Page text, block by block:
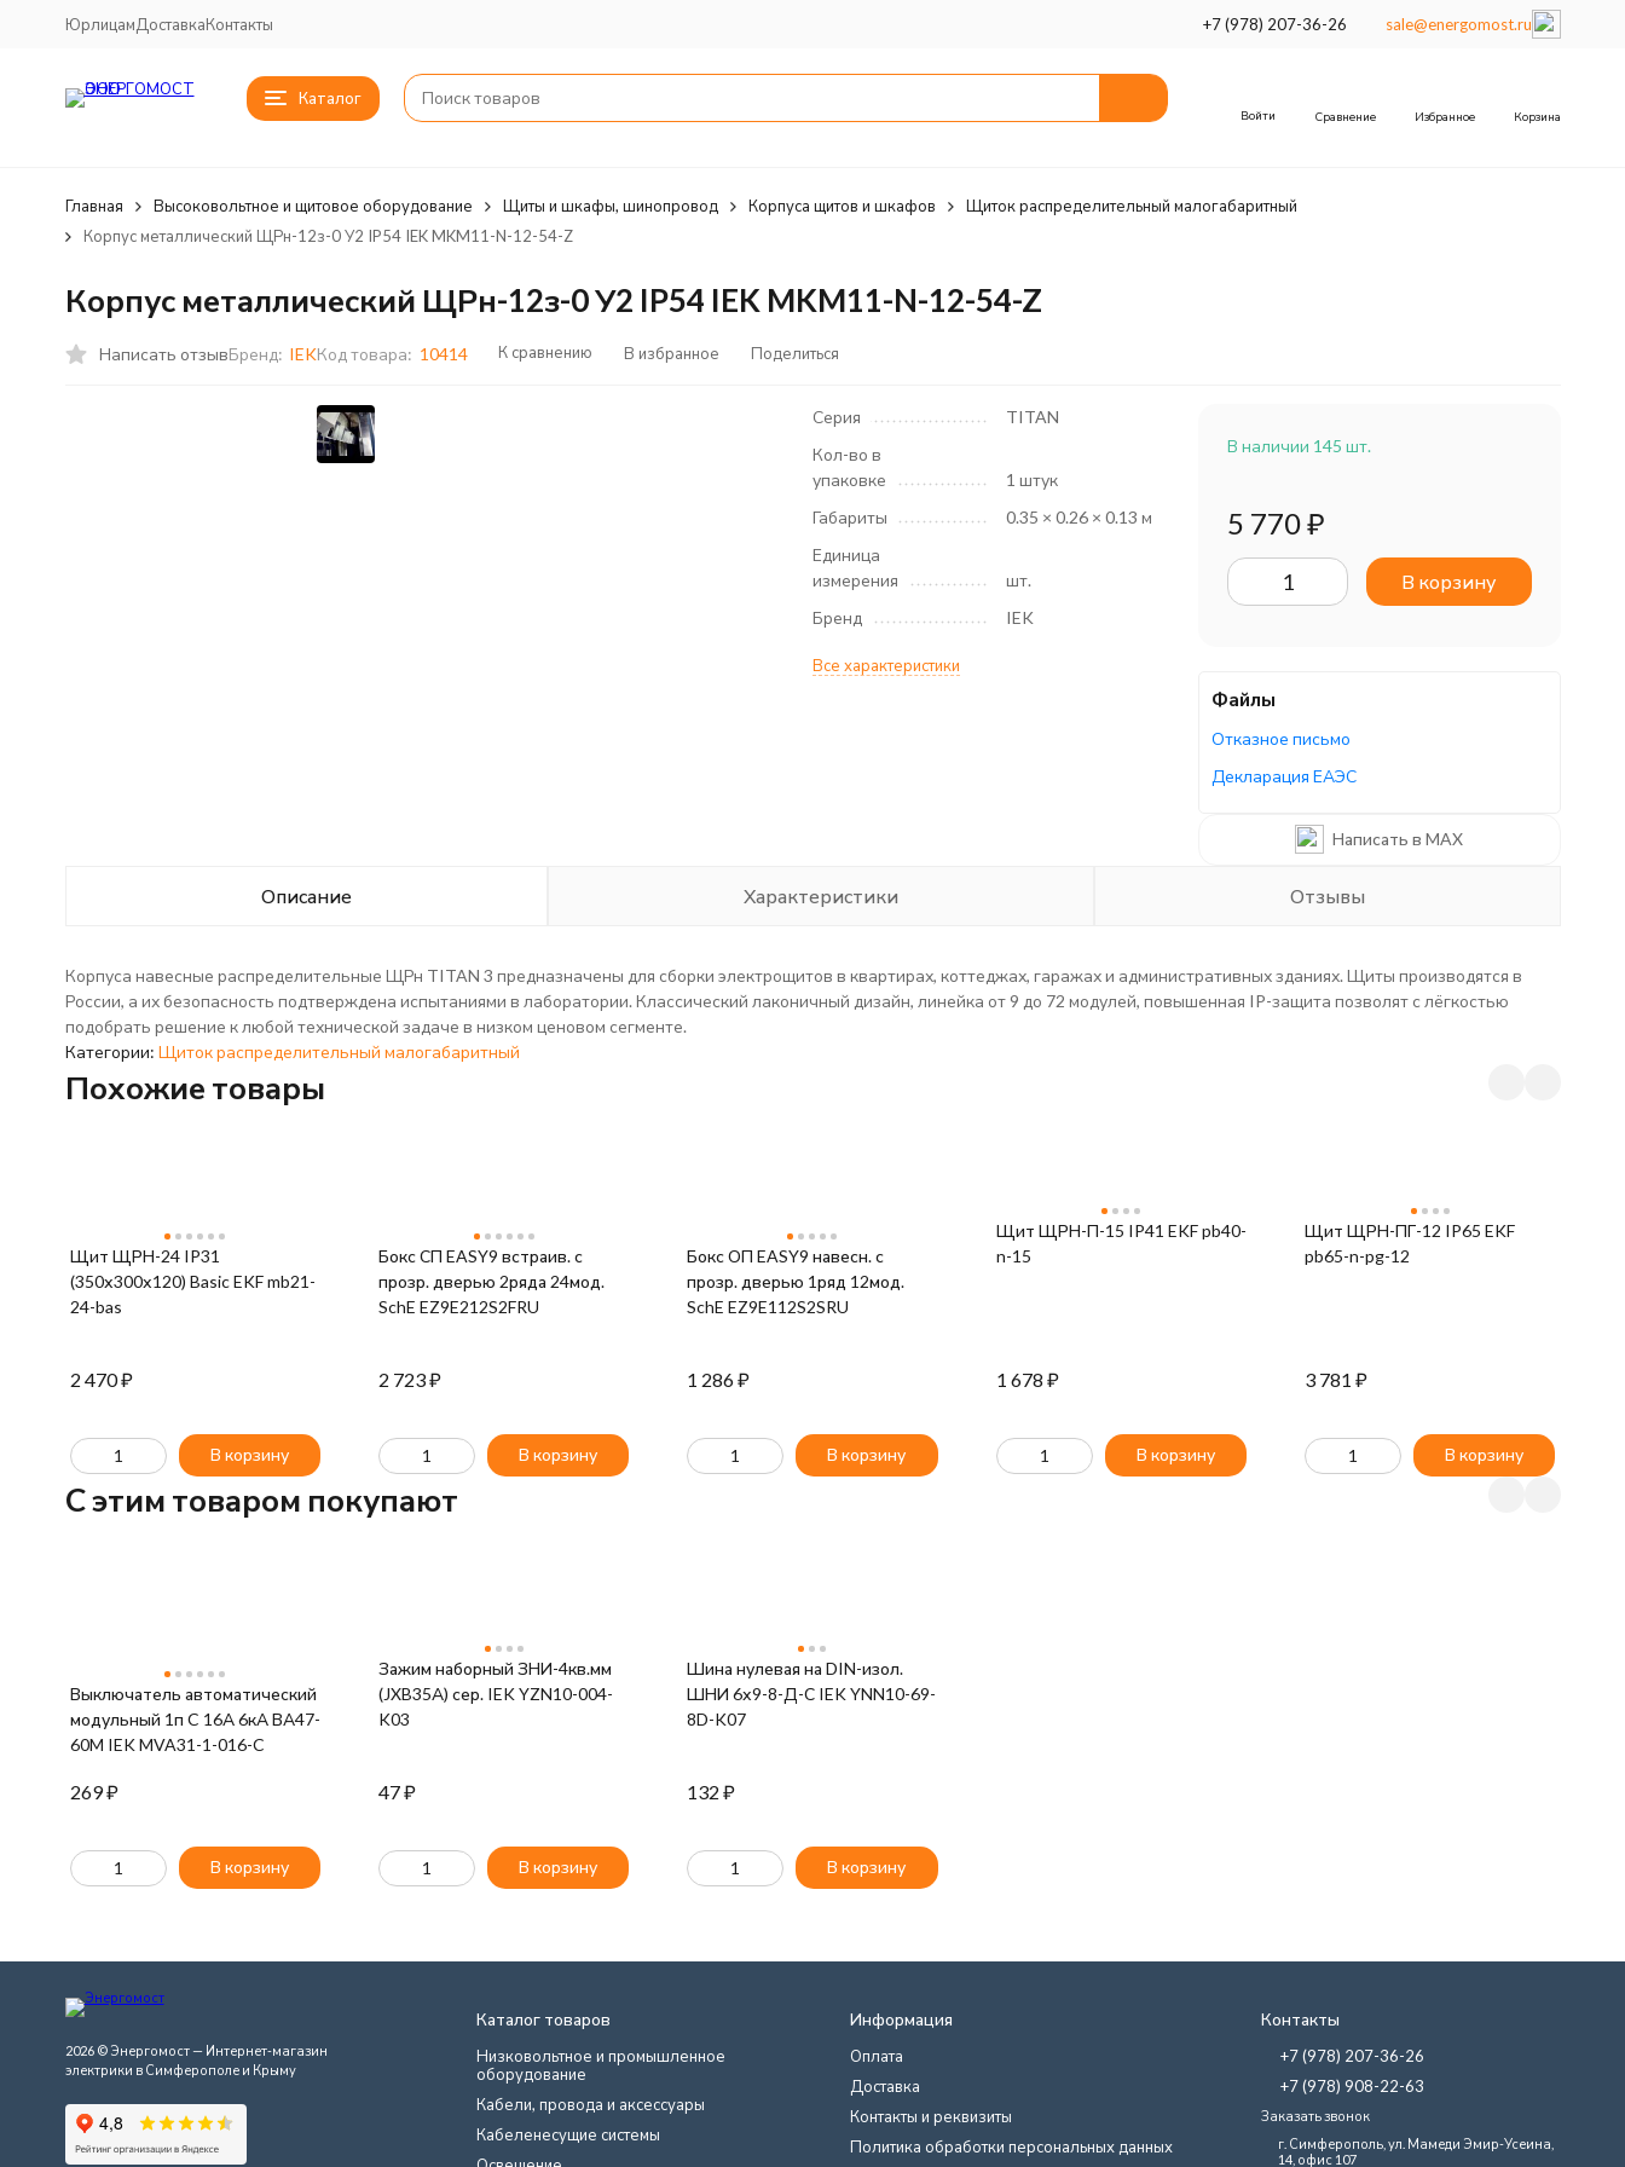
ЮрлицамДоставкаКонтакты +7 (978) 207-36-26 sale@energomost.ru
Каталог
Войти Сравнение Избранное Корзина
Главная Высоковольтное и щитовое оборудование Щиты и шкафы, шинопровод Корпуса щитов и шкафов
Щиток распределительный малогабаритный
Корпус металлический ЩРн-12з-0 У2 IP54 IEK MKM11-N-12-54-Z
Корпус металлический ЩРн-12з-0 У2 IP54 IEK MKM11-N-12-54-Z
Написать отзывБренд: IEKКод товара: 10414 К сравнению В избранное Поделиться
Серия
TITAN
Кол-во в
упаковке
1 штук
Габариты
0.35 × 0.26 × 0.13 м
Единица
измерения
шт.
Бренд
IEK
Все характеристики
В наличии 145 шт.
5 770₽
В корзину
Файлы
Отказное письмо
Декларация ЕАЭС
Написать в MAX
Описание Характеристики Отзывы
Корпуса навесные распределительные ЩРн TITAN 3 предназначены для сборки электрощитов в квартирах, коттеджах, гаражах и административных зданиях. Щиты производятся в
России, а их безопасность подтверждена испытаниями в лаборатории. Классический лаконичный дизайн, линейка от 9 до 72 модулей, повышенная IP-защита позволят с лёгкостью
подобрать решение к любой технической задаче в низком ценовом сегменте.
Категории: Щиток распределительный малогабаритный
Похожие товары
Щит ЩРН-24 IP31
(350х300х120) Basic EKF mb21-
24-bas
2 470₽
В корзину
Бокс СП EASY9 встраив. с
прозр. дверью 2ряда 24мод.
SchE EZ9E212S2FRU
2 723₽
В корзину
Бокс ОП EASY9 навесн. с
прозр. дверью 1ряд 12мод.
SchE EZ9E112S2SRU
1 286₽
В корзину
Щит ЩРН-П-15 IP41 EKF pb40-
n-15
1 678 ₽
В корзину
Щит ЩРН-ПГ-12 IP65 EKF
pb65-n-pg-12
3 781 ₽
В корзину
C этим товаром покупают
Выключатель автоматический
модульный 1п C 16А 6кА ВА47-
60M IEK MVA31-1-016-C
269₽
В корзину
Зажим наборный ЗНИ-4кв.мм
(JXB35А) сер. IEK YZN10-004-
K03
47₽
В корзину
Шина нулевая на DIN-изол.
ШНИ 6х9-8-Д-С IEK YNN10-69-
8D-K07
132 ₽
В корзину
2026 © Энергомост — Интернет-магазин
электрики в Симферополе и Крыму
Каталог товаров
Низковольтное и промышленное
оборудование
Кабели, провода и аксессуары
Кабеленесущие системы
Информация
Оплата
Доставка
Контакты и реквизиты
Политика обработки персональных данных
Контакты
+7 (978) 207-36-26
+7 (978) 908-22-63
Заказать звонок
г. Симферополь, ул. Мамеди Эмир-Усеина,
14, офис 107